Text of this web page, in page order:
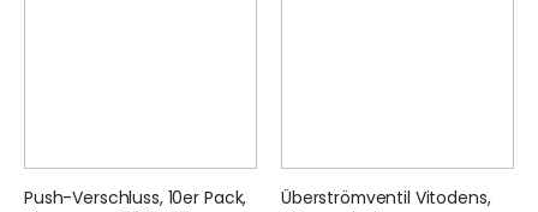
Push-Verschluss, 10er Pack,
Überströmventil Vitodens,